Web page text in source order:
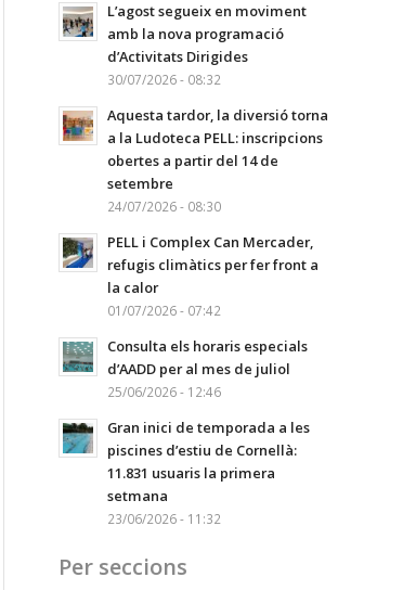
L’agost segueix en moviment
amb la nova programació
d’Activitats Dirigides
30/07/2026 - 08:32
Aquesta tardor, la diversió torna
a la Ludoteca PELL: inscripcions
obertes a partir del 14 de
setembre
24/07/2026 - 08:30
PELL i Complex Can Mercader,
refugis climàtics per fer front a
la calor
01/07/2026 - 07:42
Consulta els horaris especials
d’AADD per al mes de juliol
25/06/2026 - 12:46
Gran inici de temporada a les
piscines d’estiu de Cornellà:
11.831 usuaris la primera
setmana
23/06/2026 - 11:32
Per seccions